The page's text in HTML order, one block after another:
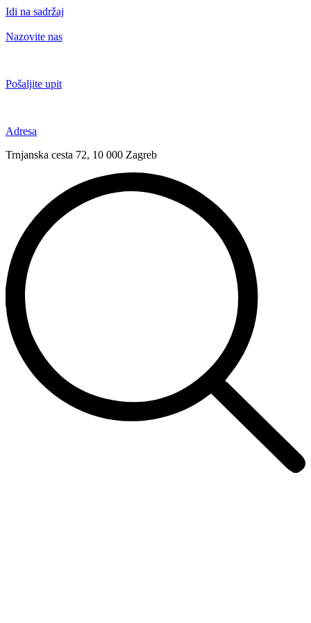
Idi na sadržaj
Nazovite nas
Pošaljite upit
Adresa
Trnjanska cesta 72, 10 000 Zagreb